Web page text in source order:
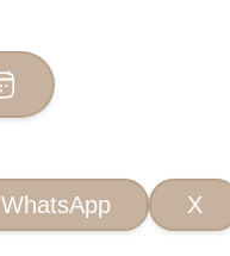
WhatsApp X